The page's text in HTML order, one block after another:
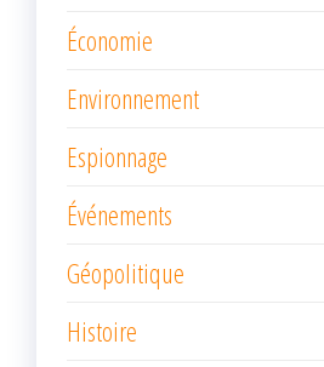
Économie
Environnement
Espionnage
Événements
Géopolitique
Histoire